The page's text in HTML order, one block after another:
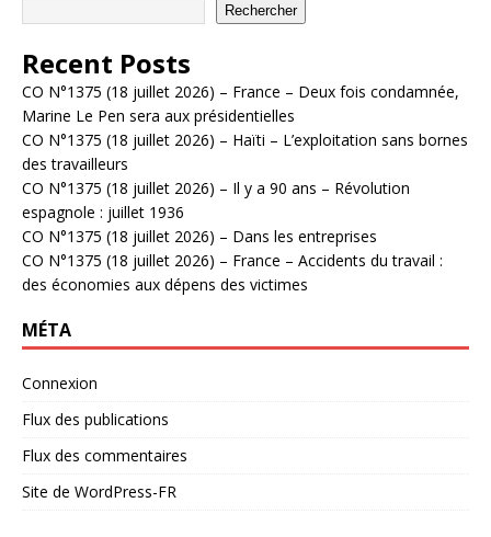
Rechercher
Recent Posts
CO N°1375 (18 juillet 2026) – France – Deux fois condamnée,
Marine Le Pen sera aux présidentielles
CO N°1375 (18 juillet 2026) – Haïti – L’exploitation sans bornes
des travailleurs
CO N°1375 (18 juillet 2026) – Il y a 90 ans – Révolution
espagnole : juillet 1936
CO N°1375 (18 juillet 2026) – Dans les entreprises
CO N°1375 (18 juillet 2026) – France – Accidents du travail :
des économies aux dépens des victimes
MÉTA
Connexion
Flux des publications
Flux des commentaires
Site de WordPress-FR